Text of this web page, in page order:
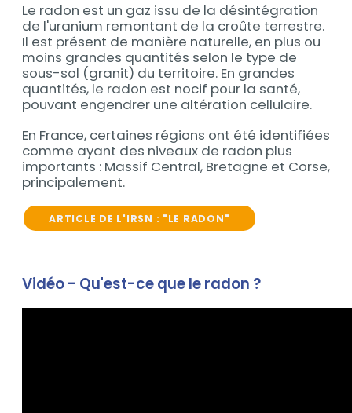
Contenu
Le radon est un gaz issu de la désintégration
de l'uranium remontant de la croûte terrestre.
Il est présent de manière naturelle, en plus ou
moins grandes quantités selon le type de
sous-sol (granit) du territoire. En grandes
quantités, le radon est nocif pour la santé,
pouvant engendrer une altération cellulaire.
En France, certaines régions ont été identifiées
comme ayant des niveaux de radon plus
importants : Massif Central, Bretagne et Corse,
principalement.
ARTICLE DE L'IRSN : "LE RADON"
Contenu
Vidéo - Qu'est-ce que le radon ?